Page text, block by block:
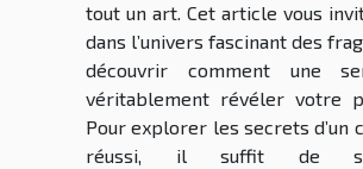
tout un art. Cet article vous
dans l’univers fascinant des
découvrir comment une
véritablement révéler votre
Pour explorer les secrets d’un
réussi, il suffit de